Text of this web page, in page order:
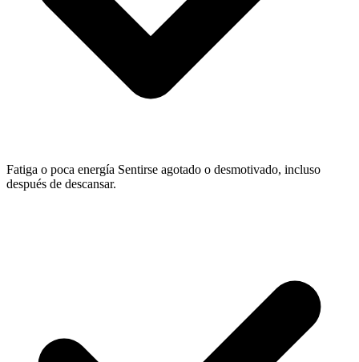
Fatiga o poca energía Sentirse agotado o desmotivado, incluso
después de descansar.